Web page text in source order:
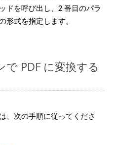
ドを呼び出し、2 番目のパラ
形式を指定します。
PDF に変換する
、次の手順に従ってくださ